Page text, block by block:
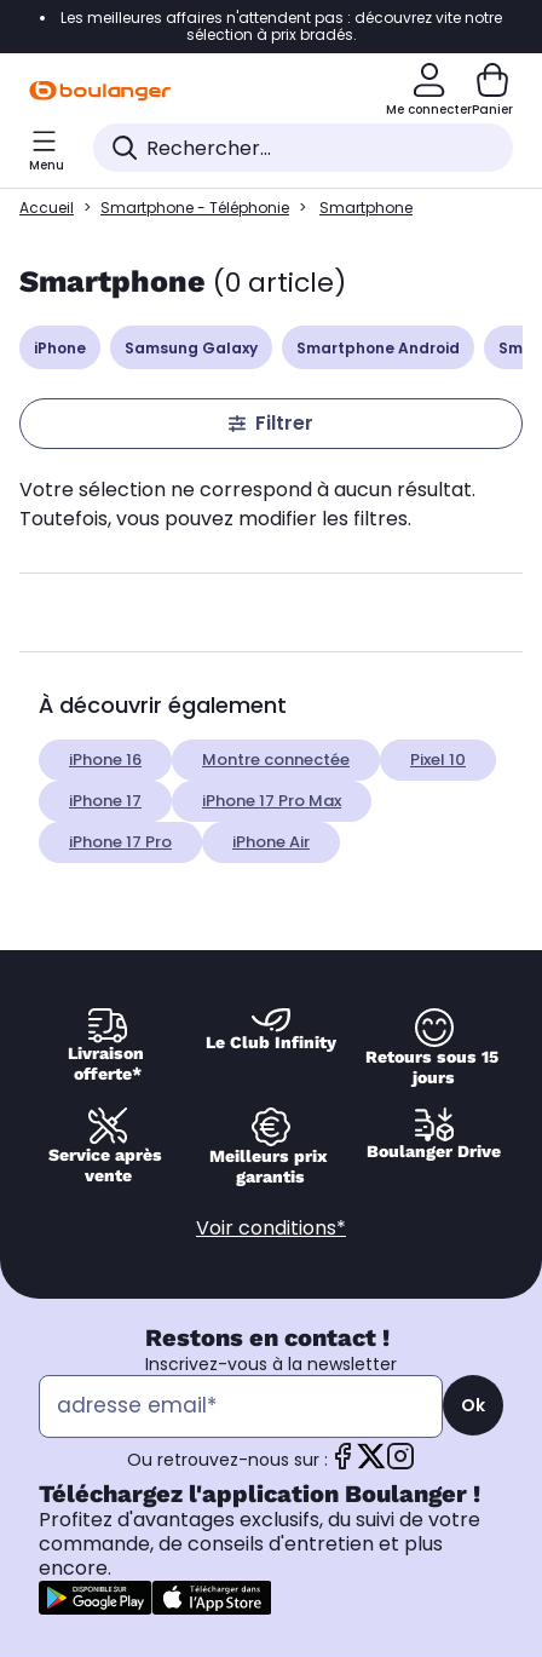
Accéder directement à la navigation
Accéder directement à la liste des produits
Accéder directement au contenu
Accéder directement au pied de page
Accéder directement au chatbot
Les meilleures affaires n'attendent pas : découvrez vite notre
sélection à prix bradés.
Me connecterPanier
Menu
Accueil Smartphone - Téléphonie Smartphone
Smartphone (0 article)
iPhone Samsung Galaxy Smartphone Android
Filtrer
Votre sélection ne correspond à aucun résultat.
Toutefois, vous pouvez modifier les filtres.
À découvrir également
iPhone 16 Montre connectée
Pixel 10
iPhone 17
iPhone 17 Pro Max
iPhone 17 Pro
iPhone Air
Livraison
offerte*
Le Club Infinity
Retours sous 15
jours
Service après
vente
Meilleurs prix
garantis
Boulanger Drive
Voir conditions*
Restons en contact !
Inscrivez-vous à la newsletter
Ok
Ou retrouvez-nous sur :
Téléchargez l'application Boulanger !
Profitez d'avantages exclusifs, du suivi de votre
commande, de conseils d'entretien et plus
encore.